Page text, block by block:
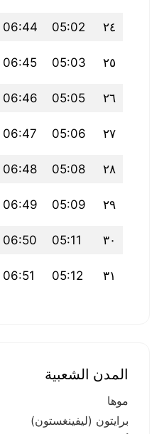
٢٤ 05:02
06:44
٢٥ 05:03
06:45
٢٦ 05:05
06:46
٢٧ 05:06
06:47
٢٨ 05:08
06:48
٢٩ 05:09
06:49
٣٠ 05:11
06:50
٣١ 05:12
06:51
المدن الشعبية
موها
برايتون (ليفينغستون)